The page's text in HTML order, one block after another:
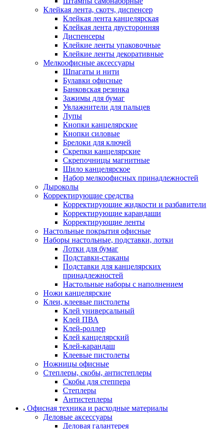
Клейкая лента, скотч, диспенсер
Клейкая лента канцелярская
Клейкая лента двусторонняя
Диспенсеры
Клейкие ленты упаковочные
Клейкие ленты декоративные
Мелкоофисные аксессуары
Шпагаты и нити
Булавки офисные
Банковская резинка
Зажимы для бумаг
Увлажнители для пальцев
Лупы
Кнопки канцелярские
Кнопки силовые
Брелоки для ключей
Скрепки канцелярские
Скрепочницы магнитные
Шило канцелярское
Набор мелкоофисных принадлежностей
Дыроколы
Корректирующие средства
Корректирующие жидкости и разбавители
Корректирующие карандаши
Корректирующие ленты
Настольные покрытия офисные
Наборы настольные, подставки, лотки
Лотки для бумаг
Подставки-стаканы
Подставки для канцелярских
принадлежностей
Настольные наборы с наполнением
Ножи канцелярские
Клеи, клеевые пистолеты
Клей универсальный
Клей ПВА
Клей-роллер
Клей канцелярский
Клей-карандаш
Клеевые пистолеты
Ножницы офисные
Степлеры, скобы, антистеплеры
Скобы для степпера
Степлеры
Антистеплеры
Офисная техника и расходные материалы
Деловые аксессуары
Деловая галантерея